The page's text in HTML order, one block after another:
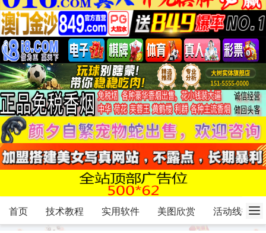
首页 技术教程 实用软件 美图欣赏 活动线报